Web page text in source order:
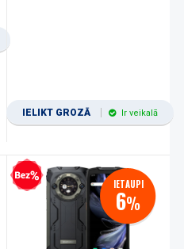
IELIKT GROZĀ Ir veikalā
kredīts IETAUPI
6%